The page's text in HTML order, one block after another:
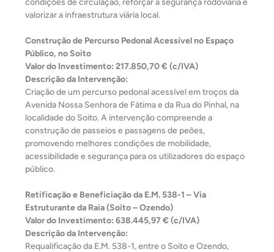
condições de circulação, reforçar a segurança rodoviária e
valorizar a infraestrutura viária local.
Construção de Percurso Pedonal Acessível no Espaço
Público, no Soito
Valor do Investimento: 217.850,70 € (c/IVA)
Descrição da Intervenção:
Criação de um percurso pedonal acessível em troços da
Avenida Nossa Senhora de Fátima e da Rua do Pinhal, na
localidade do Soito. A intervenção compreende a
construção de passeios e passagens de peões,
promovendo melhores condições de mobilidade,
acessibilidade e segurança para os utilizadores do espaço
público.
Retificação e Beneficiação da E.M. 538-1 – Via
Estruturante da Raia (Soito – Ozendo)
Valor do Investimento: 638.445,97 € (c/IVA)
Descrição da Intervenção:
Requalificação da E.M. 538-1, entre o Soito e Ozendo,